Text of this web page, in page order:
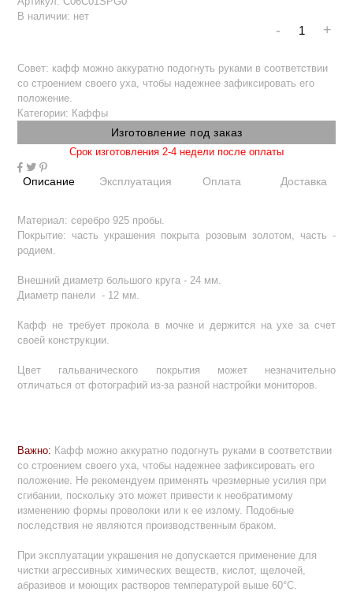
В наличии: нет
- +
Совет: кафф можно аккуратно подогнуть руками в соответствии
со строением своего уха, чтобы надежнее зафиксировать его
положение.
Категории: Каффы
Изготовление под заказ
Срок изготовления 2-4 недели после оплаты
Описание Эксплуатация Оплата Доставка
Материал: серебро 925 пробы.
Покрытие: часть украшения покрыта розовым золотом, часть -
родием.
Внешний диаметр большого круга - 24 мм.
Диаметр панели - 12 мм.
Кафф не требует прокола в мочке и держится на ухе за счет
своей конструкции.
Цвет гальванического покрытия может незначительно
отличаться от фотографий из-за разной настройки мониторов.
Важно: Кафф можно аккуратно подогнуть руками в соответствии
со строением своего уха, чтобы надежнее зафиксировать его
положение. Не рекомендуем применять чрезмерные усилия при
сгибании, поскольку это может привести к необратимому
изменению формы проволоки или к ее излому. Подобные
последствия не являются производственным браком.
При эксплуатации украшения не допускается применение для
чистки агрессивных химических веществ, кислот, щелочей,
абразивов и моющих растворов температурой выше 60°С.